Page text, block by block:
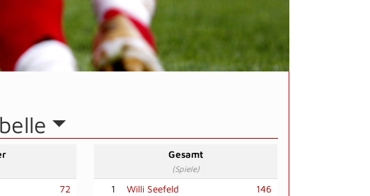
72
Gesamt
(Spiele)
1 Willi Seefeld
146